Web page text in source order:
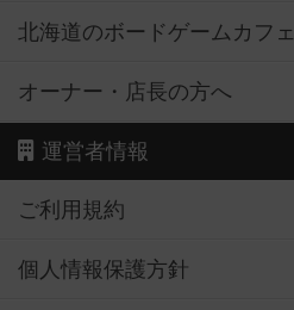
北海道のボードゲームカフェ
オーナー・店長の方へ
運営者情報
ご利用規約
個人情報保護方針